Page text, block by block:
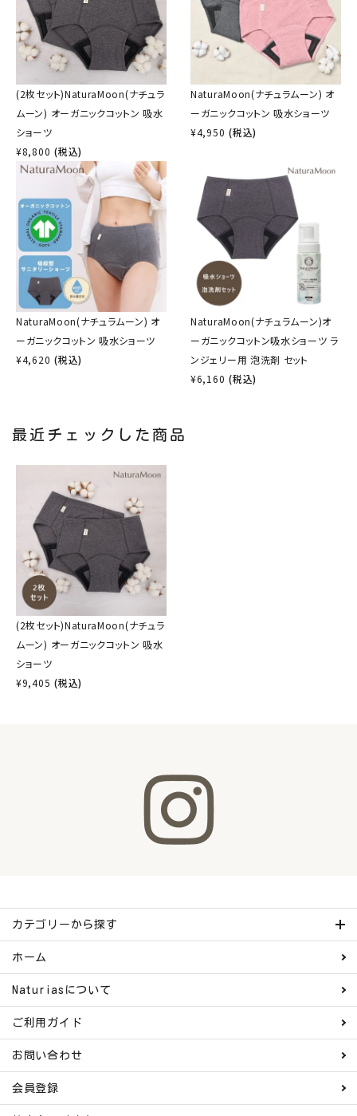
(2枚セット)NaturaMoon(ナチュラ
ムーン) オーガニックコットン 吸水
ショーツ
¥8,800 (税込)
NaturaMoon(ナチュラムーン) オ
ーガニックコットン 吸水ショーツ
¥4,950 (税込)
NaturaMoon(ナチュラムーン) オ
ーガニックコットン 吸水ショーツ
¥4,620 (税込)
NaturaMoon(ナチュラムーン)オ
ーガニックコットン吸水ショーツ ラ
ンジェリー用 泡洗剤 セット
¥6,160 (税込)
最近チェックした商品
(2枚セット)NaturaMoon(ナチュラ
ムーン) オーガニックコットン 吸水
ショーツ
¥9,405 (税込)
カテゴリーから探す
ホーム
Naturiasについて
ご利用ガイド
お問い合わせ
会員登録